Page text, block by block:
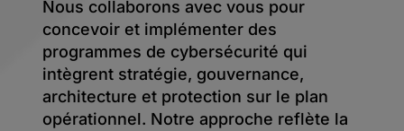
Nous collaborons avec vous pour
concevoir et implémenter des
programmes de cybersécurité qui
intègrent stratégie, gouvernance,
architecture et protection sur le plan
opérationnel. Notre approche reflète la